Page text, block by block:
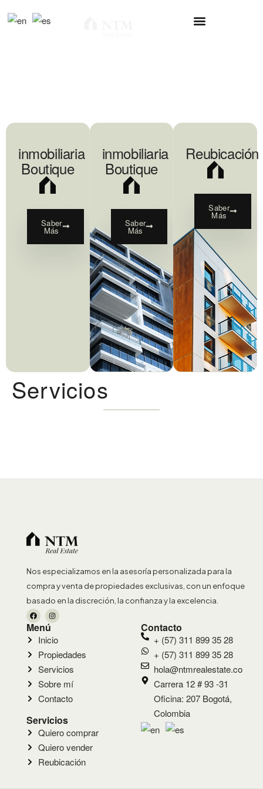
inmobiliaria
Boutique
Saber
Más
inmobiliaria
Boutique
Saber
Más
Reubicación
Saber
Más
Servicios
Nos especializamos en la asesoría personalizada para la
compra y venta de propiedades exclusivas, con un enfoque
basado en la discreción, la confianza y la excelencia.
Menú
Inicio
Propiedades
Servicios
Sobre mí
Contacto
Servicios
Quiero comprar
Quiero vender
Reubicación
Contacto
+ (57) 311 899 35 28
+ (57) 311 899 35 28
hola@ntmrealestate.co
Carrera 12 # 93 -31
Oficina: 207 Bogotá,
Colombia